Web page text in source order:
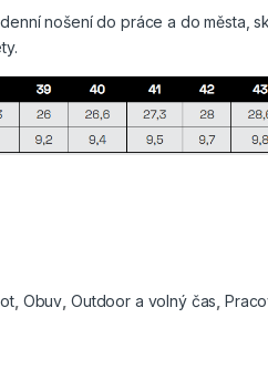
nošení do práce a do města,
, Obuv, Outdoor a volný čas,